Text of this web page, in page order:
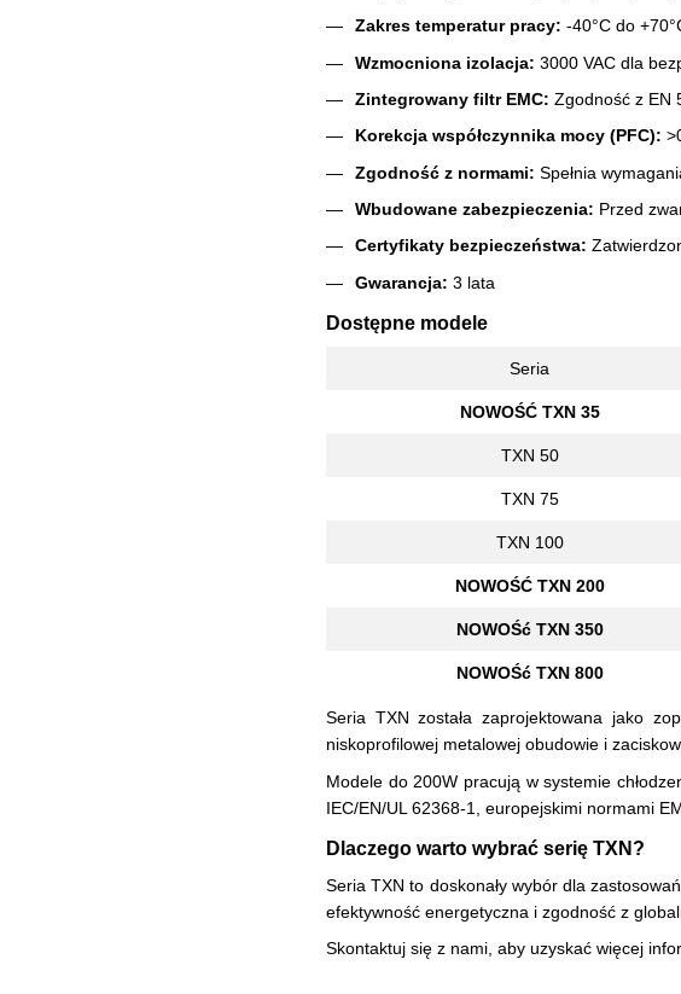
Zakres temperatur pracy: -40°C do
Wzmocniona izolacja: 3000 VAC dla
Zintegrowany filtr EMC: Zgodność z EN
Korekcja współczynnika mocy (PFC):
Zgodność z normami: Spełnia
Wbudowane zabezpieczenia: Przed
Certyfikaty bezpieczeństwa:
Gwarancja: 3 lata
Dostępne modele
Seria
NOWOŚĆ TXN 35
TXN 50
TXN 75
TXN 100
NOWOŚĆ TXN 200
NOWOŚć TXN 350
NOWOŚć TXN 800
Seria TXN została zaprojektowana jako
niskoprofilowej metalowej obudowie i
Modele do 200W pracują w systemie
IEC/EN/UL 62368-1, europejskimi normami
Dlaczego warto wybrać serię TXN?
Seria TXN to doskonały wybór dla
efektywność energetyczna i zgodność z
Skontaktuj się z nami, aby uzyskać więcej